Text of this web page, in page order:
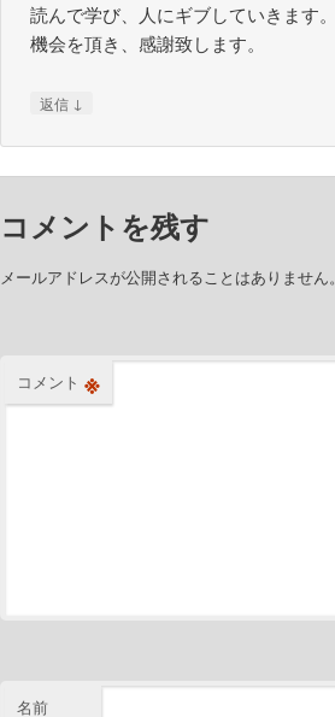
読んで学び、人にギブしていきます。
機会を頂き、感謝致します。
返信 ↓
コメントを残す
メールアドレスが公開されることはありません。
コメント ※
名前